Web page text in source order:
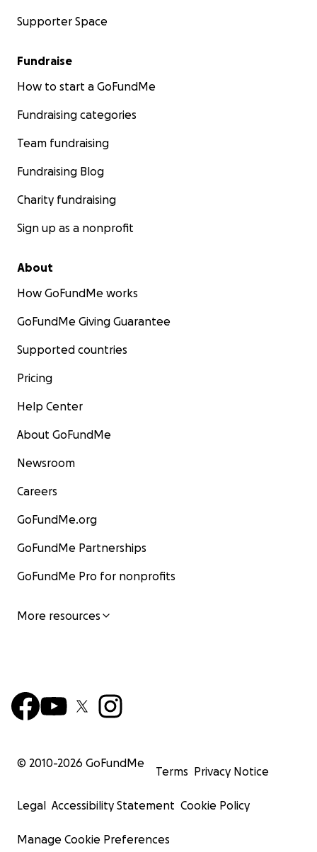
Supporter Space
Fundraise
How to start a GoFundMe
Fundraising categories
Team fundraising
Fundraising Blog
Charity fundraising
Sign up as a nonprofit
About
How GoFundMe works
GoFundMe Giving Guarantee
Supported countries
Pricing
Help Center
About GoFundMe
Newsroom
Careers
GoFundMe.org
GoFundMe Partnerships
GoFundMe Pro for nonprofits
More resources
© 2010-2026 GoFundMe
Terms Privacy Notice
Legal Accessibility Statement Cookie Policy
Manage Cookie Preferences